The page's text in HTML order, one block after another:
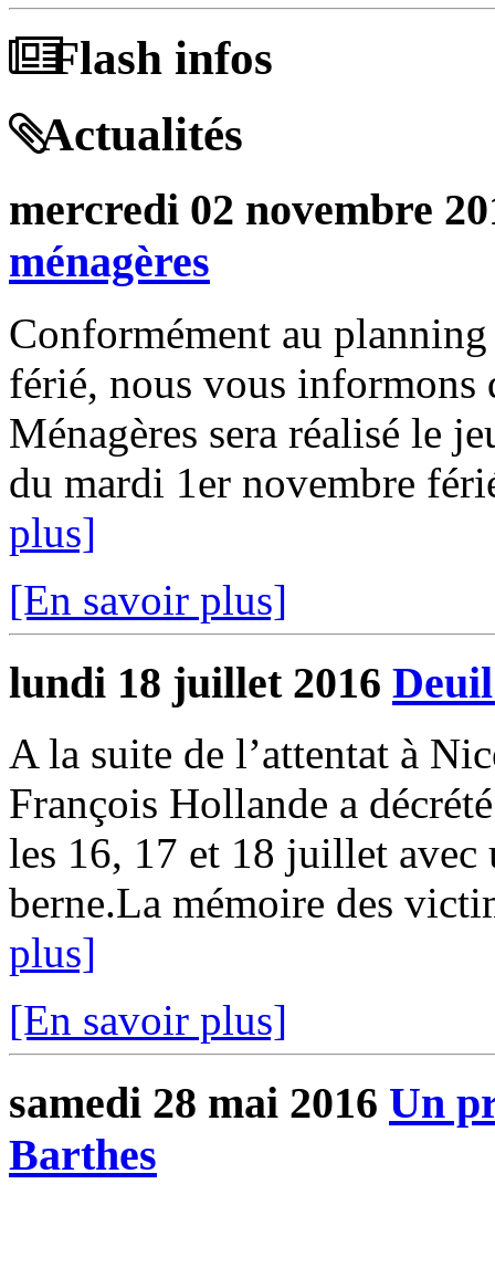
Flash infos
Actualités
mercredi 02 novembre
ménagères
Conformément au
férié, nous vous informons
Ménagères sera réalisé le
du mardi 1er novembre
plus]
[En savoir plus]
lundi 18 juillet 2016
A la suite de l’attentat à
François Hollande a
les 16, 17 et 18 juillet avec
berne.La mémoire des
plus]
[En savoir plus]
samedi 28 mai 2016 Un
Barthes